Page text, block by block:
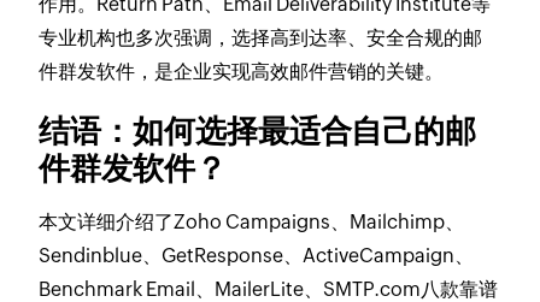
专业机构也多次强调，选择高到达率、安全合规的邮
件群发软件，是企业实现高效邮件营销的关键。
结语：如何选择最适合自己的邮
件群发软件？
本文详细介绍了Zoho Campaigns、Mailchimp、
Sendinblue、GetResponse、ActiveCampaign、
Benchmark Email、MailerLite、SMTP.com八款靠谱